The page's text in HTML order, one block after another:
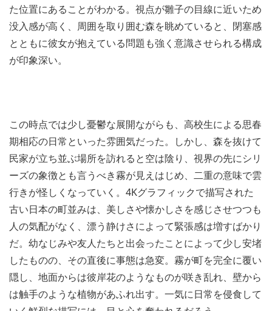
た位置にあることがわかる。視点が雛子の目線に近いため
没入感が高く、周囲を取り囲む森を眺めていると、閉塞感
とともに彼女が抱えている問題も強く意識させられる構成
が印象深い。
この時点では少し憂鬱な展開ながらも、高校生による思春
期相応の日常といった雰囲気だった。しかし、森を抜けて
民家が立ち並ぶ場所を訪れると空は陰り、視界の先にシリ
ーズの象徴とも言うべき霧が見えはじめ、二重の意味で雲
行きが怪しくなっていく。4Kグラフィックで描写された
古い日本の町並みは、美しさや懐かしさを感じさせつつも
人の気配がなく、漂う静けさによって緊張感は増すばかり
だ。幼なじみや友人たちと出会ったことによって少し安堵
したものの、その直後に事態は急変。霧が町を完全に覆い
隠し、地面からは彼岸花のようなものが咲き乱れ、壁から
は触手のような植物があふれ出す。一気に日常を侵食して